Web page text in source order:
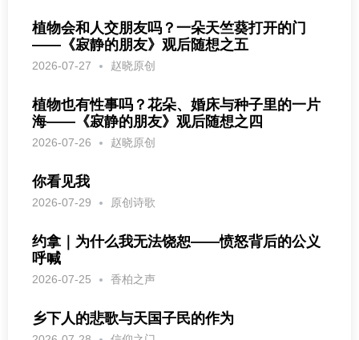
植物会和人交朋友吗？一朵天竺葵打开的门
——《寂静的朋友》观后随想之五
2026-07-27 赵晓原创
植物也有性事吗？花朵、婚床与种子里的一片
海——《寂静的朋友》观后随想之四
2026-07-26 赵晓原创
你看见我
2026-07-29 原创诗歌
约拿｜为什么我无法饶恕——愤怒背后的公义
呼喊
2026-07-25 香柏之声
乡下人的悲歌与天国子民的作为